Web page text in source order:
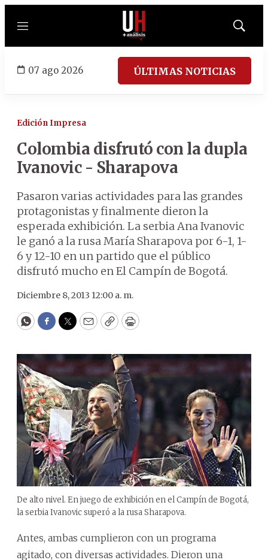
Menú
Mostrar
07 ago 2026 ÚLTIMAS NOTICIAS
Edición Impresa
Colombia disfrutó con la dupla
Ivanovic - Sharapova
Pasaron varias actividades para las grandes
protagonistas y finalmente dieron la
esperada exhibición. La serbia Ana Ivanovic
le ganó a la rusa María Sharapova por 6-1, 1-
6 y 12-10 en un partido que el público
disfrutó mucho en El Campín de Bogotá.
Diciembre 8, 2013 12:00 a. m.
WhatsApp
Facebook
Twitter
EmailCopyPrint
De alto nivel. En juego de exhibición en el Campín de Bogotá,
la serbia Ivanovic superó a la rusa Sharapova.
Antes, ambas cumplieron con un programa
agitado, con diversas actividades. Dieron una